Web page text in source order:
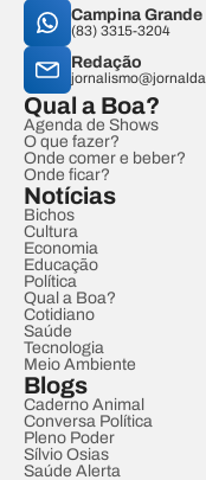
Campina Grande
(83) 3315-3204
Redação
Qual a Boa?
Agenda de Shows
O que fazer?
Onde comer e beber?
Onde ficar?
Notícias
Bichos
Cultura
Economia
Educação
Política
Qual a Boa?
Cotidiano
Saúde
Tecnologia
Meio Ambiente
Blogs
Caderno Animal
Conversa Política
Pleno Poder
Sílvio Osias
Saúde Alerta